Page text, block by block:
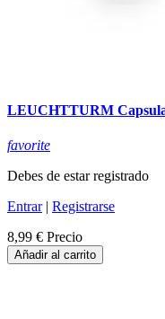
LEUCHTTURM
favorite
Debes de estar registrado
Entrar| Registrarse
8,99 € Precio
Añadir al carrito